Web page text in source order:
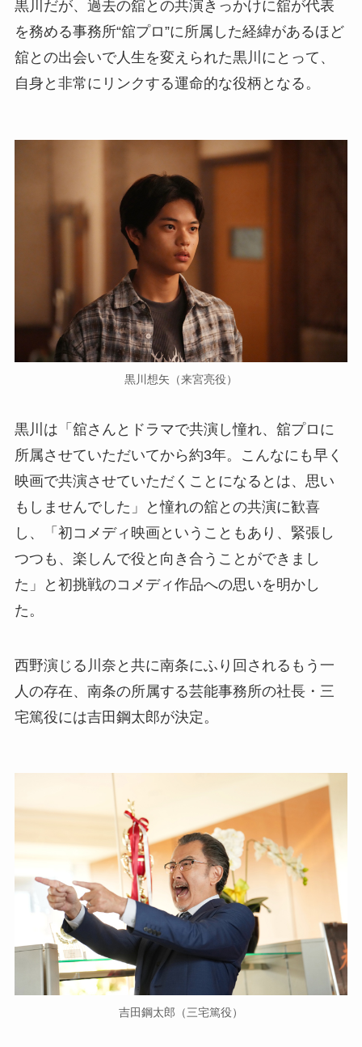
黒川だが、過去の舘との共演きっかけに舘が代表
を務める事務所“舘プロ”に所属した経緯があるほど
舘との出会いで人生を変えられた黒川にとって、
自身と非常にリンクする運命的な役柄となる。
黒川想矢（来宮亮役）
黒川は「舘さんとドラマで共演し憧れ、舘プロに
所属させていただいてから約3年。こんなにも早く
映画で共演させていただくことになるとは、思い
もしませんでした」と憧れの舘との共演に歓喜
し、「初コメディ映画ということもあり、緊張し
つつも、楽しんで役と向き合うことができまし
た」と初挑戦のコメディ作品への思いを明かし
た。
西野演じる川奈と共に南条にふり回されるもう一
人の存在、南条の所属する芸能事務所の社長・三
宅篤役には吉田鋼太郎が決定。
吉田鋼太郎（三宅篤役）